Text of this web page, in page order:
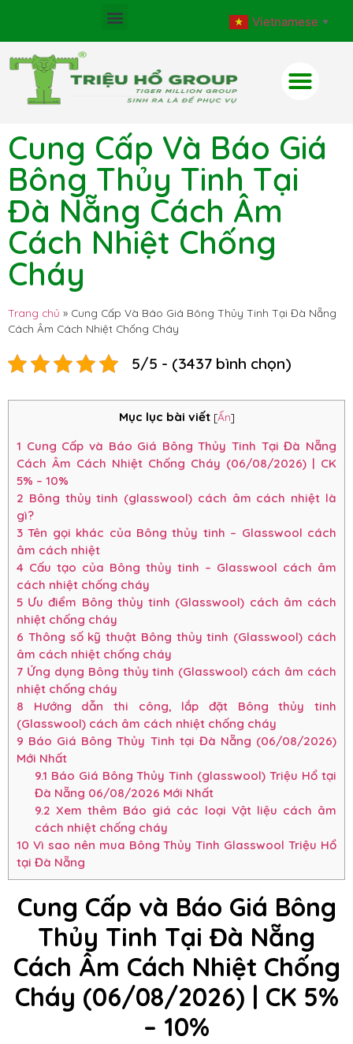
Vietnamese ▼
Cung Cấp Và Báo Giá
Bông Thủy Tinh Tại
Đà Nẵng Cách Âm
Cách Nhiệt Chống
Cháy
Trang chủ » Cung Cấp Và Báo Giá Bông Thủy Tinh Tại Đà Nẵng
Cách Âm Cách Nhiệt Chống Cháy
5/5 - (3437 bình chọn)
Mục lục bài viết [Ẩn]
1 Cung Cấp và Báo Giá Bông Thủy Tinh Tại Đà Nẵng
Cách Âm Cách Nhiệt Chống Cháy (06/08/2026) | CK
5% – 10%
2 Bông thủy tinh (glasswool) cách âm cách nhiệt là
gì?
3 Tên gọi khác của Bông thủy tinh – Glasswool cách
âm cách nhiệt
4 Cấu tạo của Bông thủy tinh – Glasswool cách âm
cách nhiệt chống cháy
5 Ưu điểm Bông thủy tinh (Glasswool) cách âm cách
nhiệt chống cháy
6 Thông số kỹ thuật Bông thủy tinh (Glasswool) cách
âm cách nhiệt chống cháy
7 Ứng dụng Bông thủy tinh (Glasswool) cách âm cách
nhiệt chống cháy
8 Hướng dẫn thi công, lắp đặt Bông thủy tinh
(Glasswool) cách âm cách nhiệt chống cháy
9 Báo Giá Bông Thủy Tinh tại Đà Nẵng (06/08/2026)
Mới Nhất
9.1 Báo Giá Bông Thủy Tinh (glasswool) Triệu Hổ tại
Đà Nẵng 06/08/2026 Mới Nhất
9.2 Xem thêm Báo giá các loại Vật liệu cách âm
cách nhiệt chống cháy
10 Vì sao nên mua Bông Thủy Tinh Glasswool Triệu Hổ
tại Đà Nẵng
Cung Cấp và Báo Giá Bông
Thủy Tinh Tại Đà Nẵng
Cách Âm Cách Nhiệt Chống
Cháy (06/08/2026) | CK 5%
– 10%